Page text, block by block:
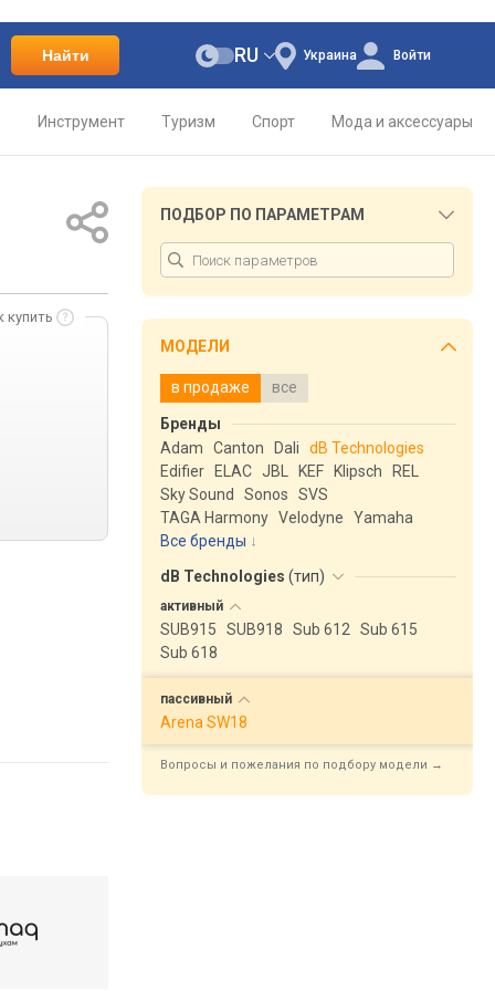
Найти Украина
RU Войти
Инструмент Туризм Спорт Мода и аксессуары
купить
ПОДБОР ПО ПАРАМЕТРАМ
МОДЕЛИ
в продаже все
Бренды
Adam
Canton Dali
dB Technologies
Edifier
ELAC JBL KEF Klipsch
REL
Sky Sound
Sonos
SVS
TAGA Harmony Velodyne
Yamaha
Все бренды
dB Technologies (тип)
активный
SUB915 SUB918 Sub 612
Sub 615
Sub 618
пассивный
Arena SW18
Вопросы и пожелания по подбору модели →